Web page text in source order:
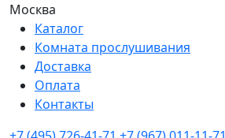
Москва
Каталог
Комната прослушивания
Доставка
Оплата
Контакты